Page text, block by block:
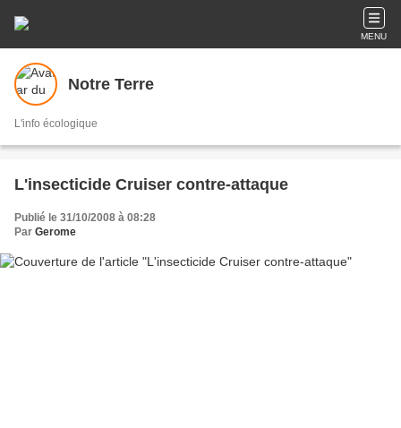
MENU
Notre Terre
L'info écologique
L'insecticide Cruiser contre-attaque
Publié le 31/10/2008 à 08:28
Par Gerome